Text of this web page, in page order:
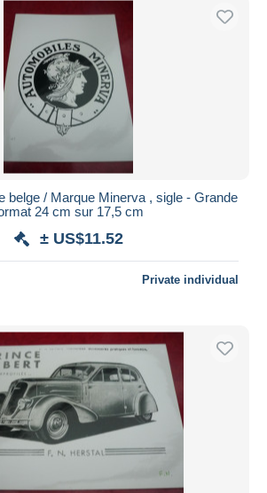
belge / Marque Minerva , sigle - Grande
24 cm sur 17,5 cm
± US$11.52
Private individual